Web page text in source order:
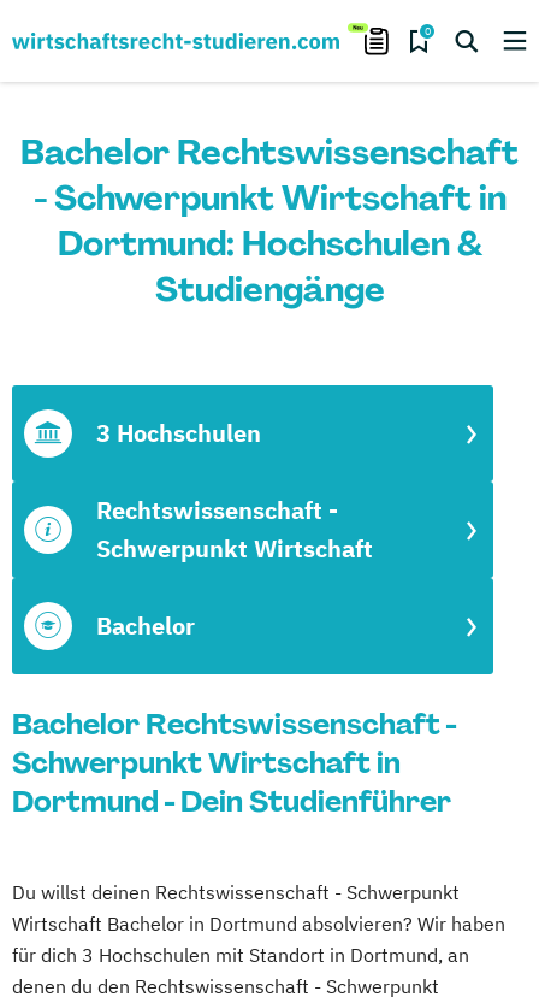
0
Bachelor Rechtswissenschaft
- Schwerpunkt Wirtschaft in
Dortmund: Hochschulen &
Studiengänge
Bachelor
Rechtswissenschaft -
Schwerpunkt Wirtschaft
3 Hochschulen
Bachelor Rechtswissenschaft -
Schwerpunkt Wirtschaft in
Dortmund - Dein Studienführer
Du willst deinen Rechtswissenschaft - Schwerpunkt
Wirtschaft Bachelor in Dortmund absolvieren? Wir haben
für dich 3 Hochschulen mit Standort in Dortmund, an
denen du den Rechtswissenschaft - Schwerpunkt